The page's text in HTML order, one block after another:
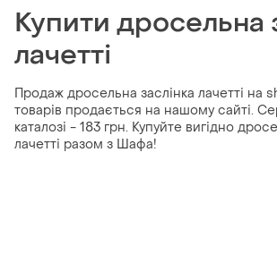
Купити дросельна
лачетті
Продаж дросельна заслінка лачетті на
товарів продається на нашому сайті.
каталозі - 183 грн. Купуйте вигідно
лачетті разом з Шафа!